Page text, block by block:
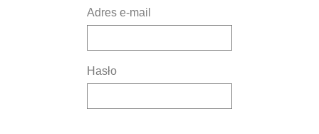
Adres e-mail
Hasło